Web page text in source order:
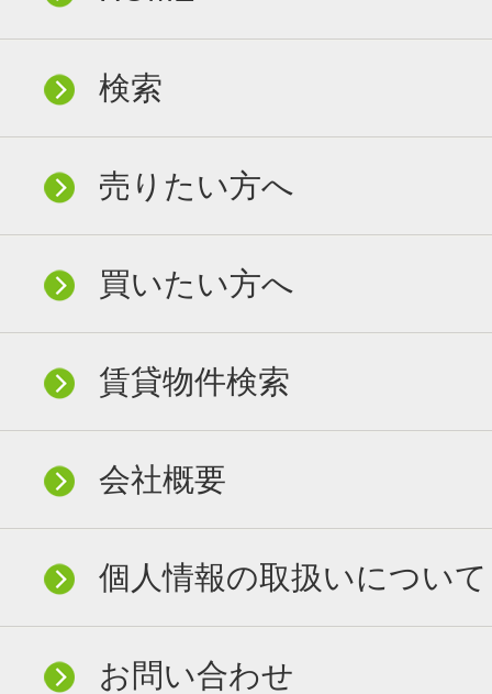
検索
売りたい方へ
買いたい方へ
賃貸物件検索
会社概要
個人情報の取扱いについて
お問い合わせ